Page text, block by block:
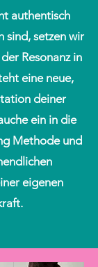
authentisch
sind, setzen wir
Resonanz in
eine neue,
deiner
ein in die
Methode und
eigenen